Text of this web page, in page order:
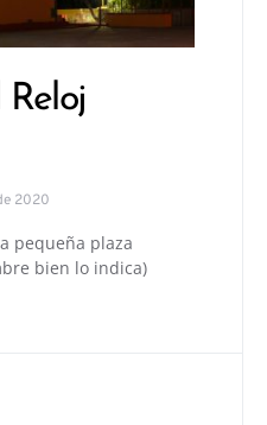
2020
pequeña plaza
bien lo indica)